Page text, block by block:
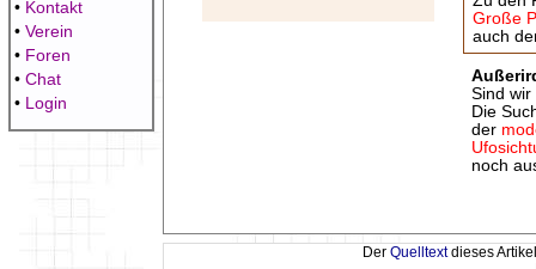
• Kontakt
•Verein
• Foren
•Chat
•
Login
Große
auch
Sind wir
Die
der
noch
DerQuelltextdieses